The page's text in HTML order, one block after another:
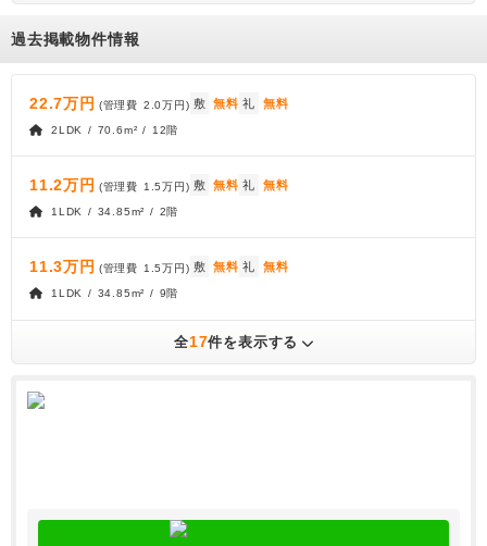
過去掲載物件情報
22.7万円 (管理費 2.0万円) 敷 無料 礼 無料
2LDK / 70.6m² / 12階
11.2万円 (管理費 1.5万円) 敷 無料 礼 無料
1LDK / 34.85m² / 2階
11.3万円 (管理費 1.5万円) 敷 無料 礼 無料
1LDK / 34.85m² / 9階
全17件を表示する